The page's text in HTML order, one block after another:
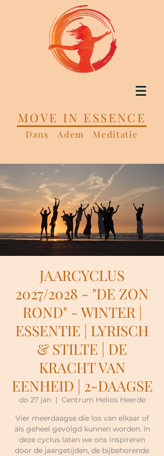
MOVE IN ESSENCE
Dans Adem Meditatie
JAARCYCLUS
2027/2028 - "DE ZON
ROND" - WINTER |
ESSENTIE | LYRISCH
& STILTE | DE
KRACHT VAN
EENHEID | 2-DAAGSE
do 27 jan
  |
Centrum Helios Heerde
Vier meerdaagse die los van elkaar of
als geheel gevolgd kunnen worden. In
deze cyclus laten we ons inspireren
door de jaargetijden, de bijbehorende